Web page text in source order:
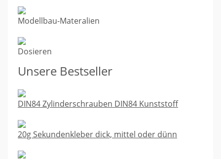
Modellbau-Materalien
Dosieren
Unsere Bestseller
DIN84 Zylinderschrauben DIN84 Kunststoff
20g Sekundenkleber dick, mittel oder dünn